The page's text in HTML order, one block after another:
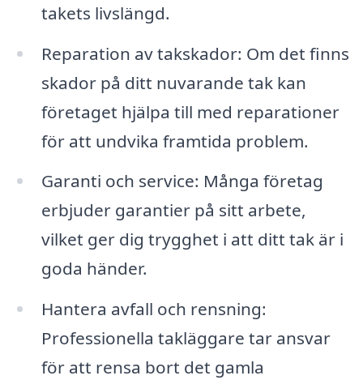
takets livslängd.
Reparation av takskador: Om det finns
skador på ditt nuvarande tak kan
företaget hjälpa till med reparationer
för att undvika framtida problem.
Garanti och service: Många företag
erbjuder garantier på sitt arbete,
vilket ger dig trygghet i att ditt tak är i
goda händer.
Hantera avfall och rensning:
Professionella takläggare tar ansvar
för att rensa bort det gamla